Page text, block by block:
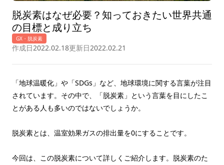
GX・脱炭素
作成日2022.02.18更新日2022.02.21
脱炭素はなぜ必要？知っておきたい世界共通
の目標と成り立ち
「地球温暖化」や「SDGs」など、地球環境に関する言葉が注目
されています。その中で、「脱炭素」という言葉を目にしたこ
とがある人も多いのではないでしょうか。
脱炭素とは、温室効果ガスの排出量を0にすることです。
今回は、この脱炭素について詳しくご紹介します。脱炭素のた